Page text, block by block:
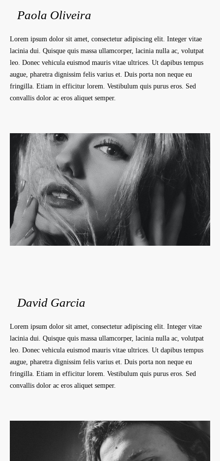
Paola Oliveira
Lorem ipsum dolor sit amet, consectetur adipiscing elit. Integer vitae
lacinia dui. Quisque quis massa ullamcorper, lacinia nulla ac, volutpat
leo. Donec vehicula euismod mauris vitae ultrices. Ut dapibus tempus
augue, pharetra dignissim felis varius et. Duis porta non neque eu
fringilla. Etiam in efficitur lorem. Vestibulum quis purus eros. Sed
convallis dolor ac eros aliquet semper.
David Garcia
Lorem ipsum dolor sit amet, consectetur adipiscing elit. Integer vitae
lacinia dui. Quisque quis massa ullamcorper, lacinia nulla ac, volutpat
leo. Donec vehicula euismod mauris vitae ultrices. Ut dapibus tempus
augue, pharetra dignissim felis varius et. Duis porta non neque eu
fringilla. Etiam in efficitur lorem. Vestibulum quis purus eros. Sed
convallis dolor ac eros aliquet semper.